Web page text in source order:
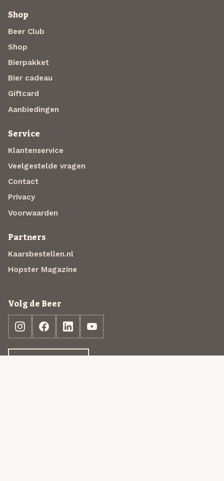
Shop
Beer Club
Shop
Bierpakket
Bier cadeau
Giftcard
Aanbiedingen
Service
Klantenservice
Veelgestelde vragen
Contact
Privacy
Voorwaarden
Partners
Kaarsbestellen.nl
Hopster Magazine
Volg de Beer